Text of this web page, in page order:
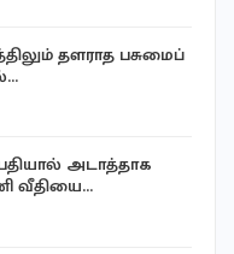
தளராத பசுமைப்
அடாத்தாக
வீதியை…